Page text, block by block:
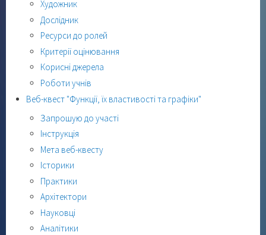
Художник
Дослідник
Ресурси до ролей
Критерії оцінювання
Корисні джерела
Роботи учнів
Веб-квест "Функції, їх властивості та графіки"
Запрошую до участі
Інструкція
Мета веб-квесту
Історики
Практики
Архітектори
Науковці
Аналітики